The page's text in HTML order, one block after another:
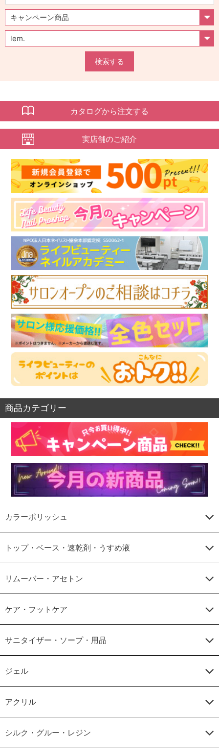
検索する
カタログから注文する
実店舗のご紹介
商品カテゴリー
カラーポリッシュ
トップ・ベース・速乾剤・うすめ液
リムーバー・アセトン
ケア・フットケア
サニタイザー・ソープ・用品
ジェル
アクリル
シルク・グルー・レジン